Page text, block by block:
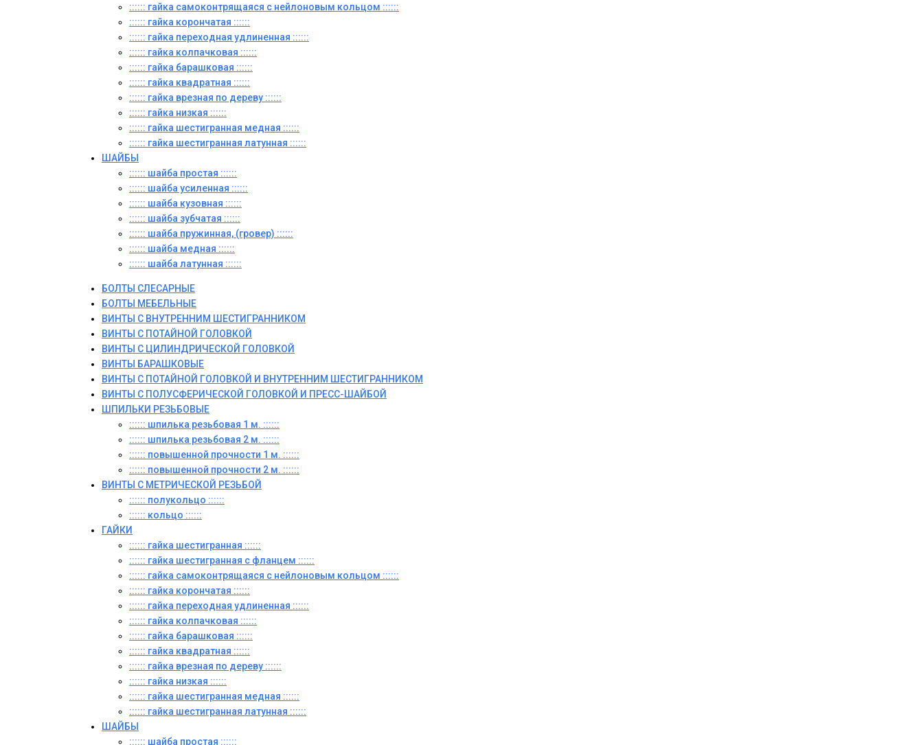
:::::: гайка самоконтрящаяся с нейлоновым кольцом ::::::
:::::: гайка корончатая ::::::
:::::: гайка переходная удлиненная ::::::
:::::: гайка колпачковая ::::::
:::::: гайка барашковая ::::::
:::::: гайка квадратная ::::::
:::::: гайка врезная по дереву ::::::
:::::: гайка низкая ::::::
:::::: гайка шестигранная медная ::::::
:::::: гайка шестигранная латунная ::::::
ШАЙБЫ
:::::: шайба простая ::::::
:::::: шайба усиленная ::::::
:::::: шайба кузовная ::::::
:::::: шайба зубчатая ::::::
:::::: шайба пружинная, (гровер) ::::::
:::::: шайба медная ::::::
:::::: шайба латунная ::::::
БОЛТЫ СЛЕСАРНЫЕ
БОЛТЫ МЕБЕЛЬНЫЕ
ВИНТЫ С ВНУТРЕННИМ ШЕСТИГРАННИКОМ
ВИНТЫ С ПОТАЙНОЙ ГОЛОВКОЙ
ВИНТЫ С ЦИЛИНДРИЧЕСКОЙ ГОЛОВКОЙ
ВИНТЫ БАРАШКОВЫЕ
ВИНТЫ С ПОТАЙНОЙ ГОЛОВКОЙ И ВНУТРЕННИМ ШЕСТИГРАННИКОМ
ВИНТЫ С ПОЛУСФЕРИЧЕСКОЙ ГОЛОВКОЙ И ПРЕСС-ШАЙБОЙ
ШПИЛЬКИ РЕЗЬБОВЫЕ
:::::: шпилька резьбовая 1 м. ::::::
:::::: шпилька резьбовая 2 м. ::::::
:::::: повышенной прочности 1 м. ::::::
:::::: повышенной прочности 2 м. ::::::
ВИНТЫ C МЕТРИЧЕСКОЙ РЕЗЬБОЙ
:::::: полукольцо ::::::
:::::: кольцо ::::::
ГАЙКИ
:::::: гайка шестигранная ::::::
:::::: гайка шестигранная с фланцем ::::::
:::::: гайка самоконтрящаяся с нейлоновым кольцом ::::::
:::::: гайка корончатая ::::::
:::::: гайка переходная удлиненная ::::::
:::::: гайка колпачковая ::::::
:::::: гайка барашковая ::::::
:::::: гайка квадратная ::::::
:::::: гайка врезная по дереву ::::::
:::::: гайка низкая ::::::
:::::: гайка шестигранная медная ::::::
:::::: гайка шестигранная латунная ::::::
ШАЙБЫ
:::::: шайба простая ::::::